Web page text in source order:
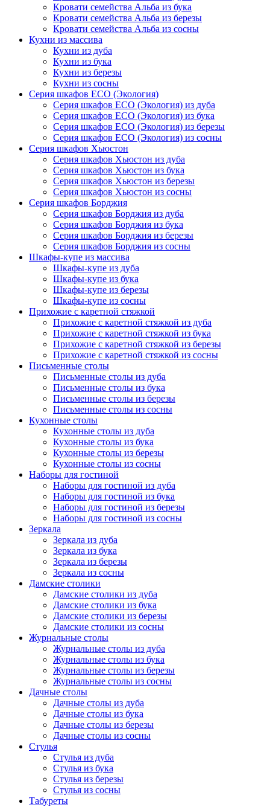
Кровати семейства Альба из бука
Кровати семейства Альба из березы
Кровати семейства Альба из сосны
Кухни из массива
Кухни из дуба
Кухни из бука
Кухни из березы
Кухни из сосны
Серия шкафов ECO (Экология)
Серия шкафов ECO (Экология) из дуба
Серия шкафов ECO (Экология) из бука
Серия шкафов ECO (Экология) из березы
Серия шкафов ECO (Экология) из сосны
Серия шкафов Хьюстон
Серия шкафов Хьюстон из дуба
Серия шкафов Хьюстон из бука
Серия шкафов Хьюстон из березы
Серия шкафов Хьюстон из сосны
Серия шкафов Борджия
Серия шкафов Борджия из дуба
Серия шкафов Борджия из бука
Серия шкафов Борджия из березы
Серия шкафов Борджия из сосны
Шкафы-купе из массива
Шкафы-купе из дуба
Шкафы-купе из бука
Шкафы-купе из березы
Шкафы-купе из сосны
Прихожие с каретной стяжкой
Прихожие с каретной стяжкой из дуба
Прихожие с каретной стяжкой из бука
Прихожие с каретной стяжкой из березы
Прихожие с каретной стяжкой из сосны
Письменные столы
Письменные столы из дуба
Письменные столы из бука
Письменные столы из березы
Письменные столы из сосны
Кухонные столы
Кухонные столы из дуба
Кухонные столы из бука
Кухонные столы из березы
Кухонные столы из сосны
Наборы для гостиной
Наборы для гостиной из дуба
Наборы для гостиной из бука
Наборы для гостиной из березы
Наборы для гостиной из сосны
Зеркала
Зеркала из дуба
Зеркала из бука
Зеркала из березы
Зеркала из сосны
Дамские столики
Дамские столики из дуба
Дамские столики из бука
Дамские столики из березы
Дамские столики из сосны
Журнальные столы
Журнальные столы из дуба
Журнальные столы из бука
Журнальные столы из березы
Журнальные столы из сосны
Дачные столы
Дачные столы из дуба
Дачные столы из бука
Дачные столы из березы
Дачные столы из сосны
Стулья
Стулья из дуба
Стулья из бука
Стулья из березы
Стулья из сосны
Табуреты